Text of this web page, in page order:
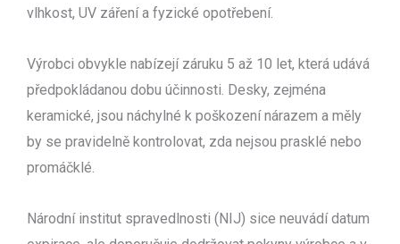
vlhkost, UV záření a fyzické opotřebení.
Výrobci obvykle nabízejí záruku 5 až 10 let, která udává
předpokládanou dobu účinnosti. Desky, zejména
keramické, jsou náchylné k poškození nárazem a měly
by se pravidelně kontrolovat, zda nejsou prasklé nebo
promáčklé.
Národní institut spravedlnosti (NIJ) sice neuvádí datum